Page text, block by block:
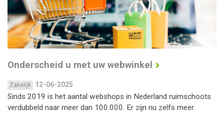
Onderscheid u met uw webwinkel
Zakelijk 12-06-2025
Sinds 2019 is het aantal webshops in Nederland ruimschoots
verdubbeld naar meer dan 100.000. Er zijn nu zelfs meer